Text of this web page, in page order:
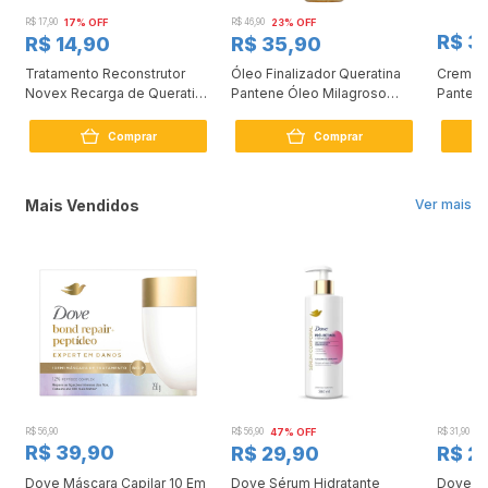
R$ 17,90 17% OFF
R$ 14,90
Tratamento Reconstrutor
Novex Recarga de Queratina
Comprar
R$ 46,90 23% OFF
R$ 35,90
Óleo Finalizador Queratina
Pantene Óleo Milagroso
Comprar
R$
Creme
Ver mais
Mais Vendidos
R$ 56,90
R$ 39,90
Dove Máscara Capilar 10 Em
R$ 56,90 47% OFF
R$ 29,90
Dove Sérum Hidratante
R$ 31,90
R$
Dove